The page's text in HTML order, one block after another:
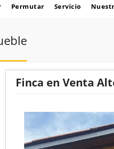
Permutar Servicio
Finca en Venta